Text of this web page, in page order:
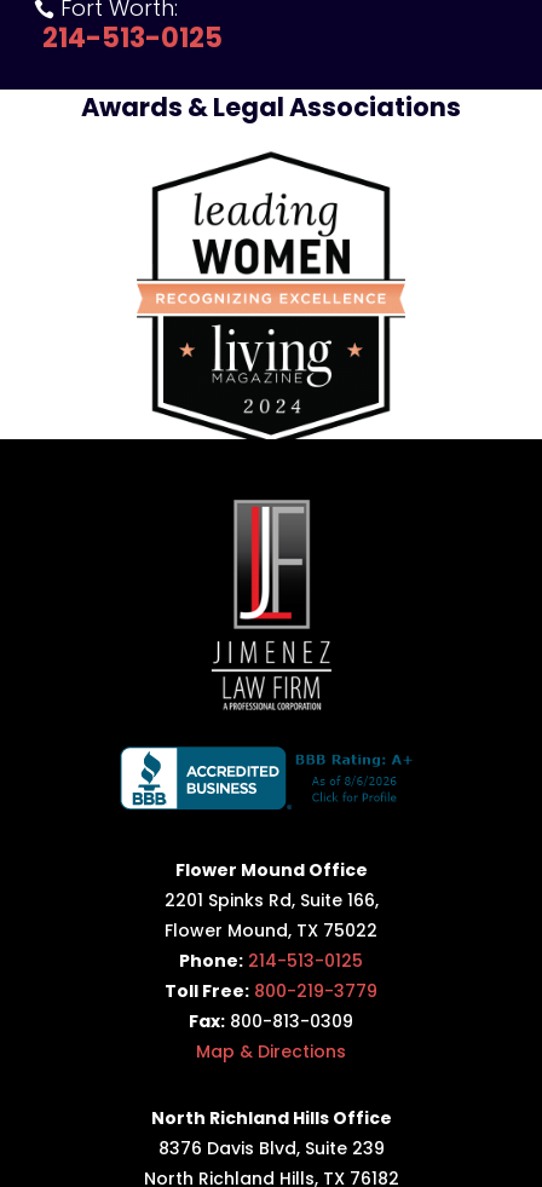
 Fort Worth:
214-513-0125
Awards & Legal Associations
Flower Mound Office
2201 Spinks Rd, Suite 166,
Flower Mound, TX 75022
Phone: 214-513-0125
Toll Free: 800-219-3779
Fax: 800-813-0309
Map & Directions
North Richland Hills Office
8376 Davis Blvd, Suite 239
North Richland Hills, TX 76182